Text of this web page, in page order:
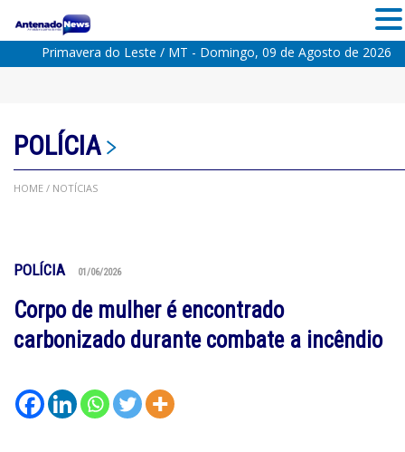
Primavera do Leste / MT - Domingo, 09 de Agosto de 2026
POLÍCIA
HOME / NOTÍCIAS
POLÍCIA 01/06/2026
Corpo de mulher é encontrado
carbonizado durante combate a incêndio